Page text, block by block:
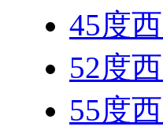
45度
52度
55度